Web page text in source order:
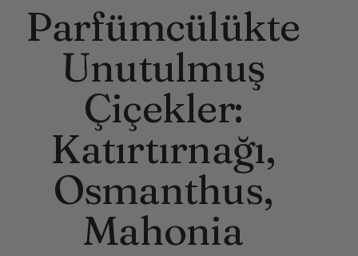
Parfümcülükte
Unutulmuş
Çiçekler:
Katırtırnağı,
Osmanthus,
Mahonia